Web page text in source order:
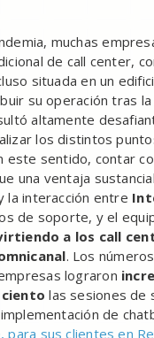
muchas
de call center,
situada en un
su operación tras
altamente
los distintos
este sentido, contar
una ventaja
interacción entre
de soporte, y el
a los call
. Los
lograron
las sesiones de
de
para sus clientes en